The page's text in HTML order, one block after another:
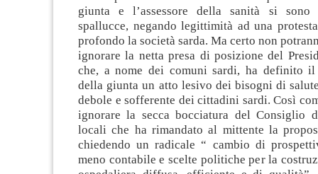
giunta e l’assessore della sanità si
spallucce, negando legittimità ad una
profondo la società sarda. Ma certo non
ignorare la netta presa di posizione del
che, a nome dei comuni sardi, ha definito il
della giunta un atto lesivo dei bisogni di
debole e sofferente dei cittadini sardi. Così
ignorare la secca bocciatura del Consiglio
locali che ha rimandato al mittente la
chiedendo un radicale “ cambio di
meno contabile e scelte politiche per la